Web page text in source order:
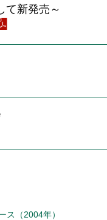
て新発売～
ス（2004年）